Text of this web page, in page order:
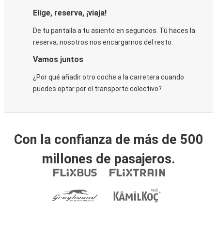
Elige, reserva, ¡viaja!
De tu pantalla a tu asiento en segundos. Tú haces la
reserva, nosotros nos encargamos del resto.
Vamos juntos
¿Por qué añadir otro coche a la carretera cuando
puedes optar por el transporte colectivo?
Con la confianza de más de 500
millones de pasajeros.